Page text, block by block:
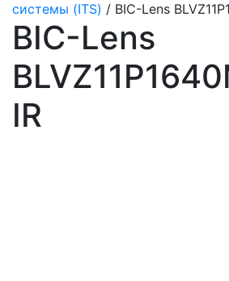
системы (ITS) / BIC-Lens
BIC-Lens
IR